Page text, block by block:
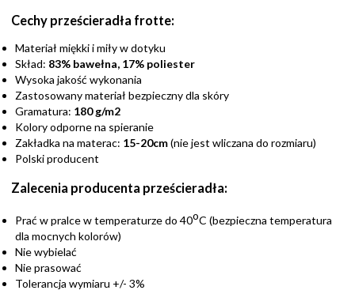
Cechy prześcieradła frotte:
Materiał miękki i miły w dotyku
Skład: 83% bawełna, 17% poliester
Wysoka jakość wykonania
Zastosowany materiał bezpieczny dla skóry
Gramatura: 180 g/m2
Kolory odporne na spieranie
Zakładka na materac: 15-20cm(nie jest wliczana do rozmiaru)
Polski producent
Zalecenia producenta prześcieradła:
Prać w pralce w temperaturze do 40oC (bezpieczna temperatura
dla mocnych kolorów)
Nie wybielać
Nie prasować
Tolerancja wymiaru +/- 3%